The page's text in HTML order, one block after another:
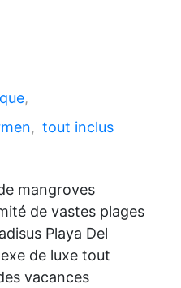
,
, tout inclus
mangroves
de vastes plages
Playa Del
de luxe tout
vacances